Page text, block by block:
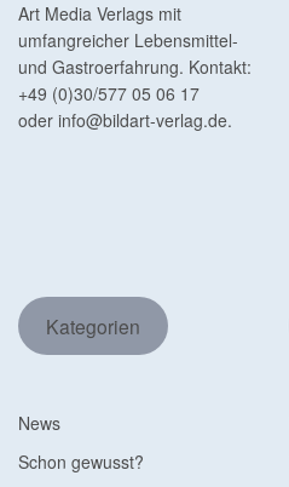
Art Media Verlags mit
umfangreicher Lebensmittel-
und Gastroerfahrung. Kontakt:
+49 (0)30/577 05 06 17
oder info@bildart-verlag.de.
Kategorien
News
Schon gewusst?